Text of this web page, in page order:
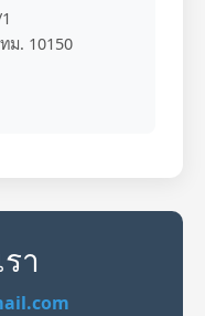
ม. 10150
า